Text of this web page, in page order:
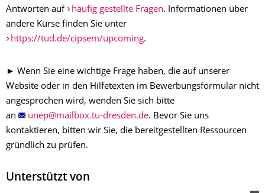
Antworten auf
häufig gestellte Fragen. Informationen über
andere Kurse finden Sie unter
https://tud.de/cipsem/upcoming.
► Wenn Sie eine wichtige Frage haben, die auf unserer
Website oder in den Hilfetexten im Bewerbungsformular nicht
angesprochen wird, wenden Sie sich bitte
an
. Bevor Sie uns
kontaktieren, bitten wir Sie, die bereitgestellten Ressourcen
gründlich zu prüfen.
Unterstützt von